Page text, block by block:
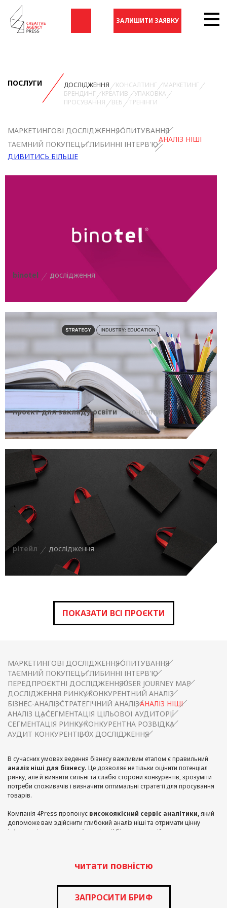
ЗАЛИШИТИ ЗАЯВКУ
ПОСЛУГИ ДОСЛІДЖЕННЯ КОНСАЛТИНГ
МАРКЕТИНГ
БРЕНДИНГ
КРЕАТИВ
УПАКОВКА
ПРОСУВАННЯ
ВЕБ ТРЕНІНГИ
МАРКЕТИНГОВІ ДОСЛІДЖЕННЯОПИТУВАННЯ
ТАЄМНИЙ ПОКУПЕЦЬГЛИБИННІ ІНТЕРВ'Ю
АНАЛІЗ НІШІ
ДИВИТИСЬ БІЛЬШЕ
binotel дослідження
проєкт для закладу освіти консалтинг
рітейл дослідження
ПОКАЗАТИ ВСІ ПРОЄКТИ
МАРКЕТИНГОВІ ДОСЛІДЖЕННЯОПИТУВАННЯ
ТАЄМНИЙ ПОКУПЕЦЬГЛИБИННІ ІНТЕРВ'Ю
ПЕРЕДПРОЄКТНІ ДОСЛІДЖЕННЯUSER JOURNEY MAP
ДОСЛІДЖЕННЯ РИНКУКОНКУРЕНТНИЙ АНАЛІЗ
БІЗНЕС-АНАЛІЗСТРАТЕГІЧНИЙ АНАЛІЗАНАЛІЗ НІШІ
АНАЛІЗ ЦАСЕГМЕНТАЦІЯ ЦІЛЬОВОЇ АУДИТОРІЇ
СЕГМЕНТАЦІЯ РИНКУКОНКУРЕНТНА РОЗВІДКА
АУДИТ КОНКУРЕНТІВUX ДОСЛІДЖЕННЯ
В сучасних умовах ведення бізнесу важливим етапом є правильний
аналіз ніші для бізнесу. Це дозволяє не тільки оцінити потенціал
ринку, але й виявити сильні та слабкі сторони конкурентів, зрозуміти
потреби споживачів і визначити оптимальні стратегії для просування
товарів.
Компанія 4Press пропонує високоякісний сервіс аналітики,який
допоможе вам здійснити глибокий аналіз ніші та отримати цінну
інформацію для успішної реалізації бізнес-стратегій.
збору і аналізу даних, що дозволяє нашим клієнтам отримати
Завдяки нашому сервісу аналітики, ви зможете вибрати нішу, яка має
найбільший потенціал для вашого бізнесу. Ваш бізнес отримає нові
читати повністю
ЗАПРОСИТИ БРИФ